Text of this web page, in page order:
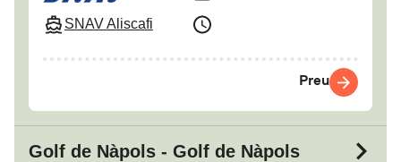
SNAV Aliscafi
Preu
Golf de Nàpols - Golf de Nàpols